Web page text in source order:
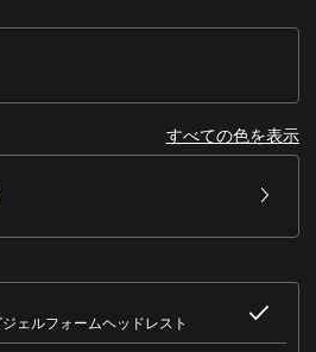
すべての色を表示
ェルフォームヘッドレスト